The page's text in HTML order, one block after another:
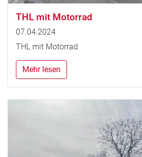
THL mit Motorrad
07.04.2024
THL mit Motorrad
Mehr lesen